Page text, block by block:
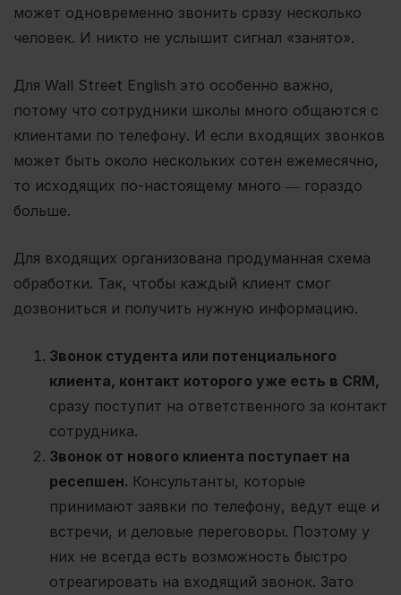
может одновременно звонить сразу несколько
человек. И никто не услышит сигнал «занято».
Для Wall Street English это особенно важно,
потому что сотрудники школы много общаются с
клиентами по телефону. И если входящих звонков
может быть около нескольких сотен ежемесячно,
то исходящих по-настоящему много ― гораздо
больше.
Для входящих организована продуманная схема
обработки. Так, чтобы каждый клиент смог
дозвониться и получить нужную информацию.
Звонок студента или потенциального
клиента, контакт которого уже есть в CRM,
сразу поступит на ответственного за контакт
сотрудника.
Звонок от нового клиента поступает на
ресепшен. Консультанты, которые
принимают заявки по телефону, ведут еще и
встречи, и деловые переговоры. Поэтому у
них не всегда есть возможность быстро
отреагировать на входящий звонок. Зато